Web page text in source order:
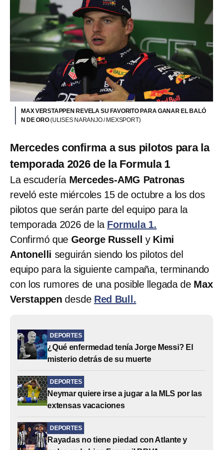
MAX VERSTAPPEN REVELA SU FAVORITO PARA GANAR EL BALÓ
N DE ORO(ULISES NARANJO / MEXSPORT)
Mercedes confirma a sus pilotos para la
temporada 2026 de la Formula 1
La escudería Mercedes-AMG Patronas
reveló este miércoles 15 de octubre a los dos
pilotos que serán parte del equipo para la
temporada 2026 de la Formula 1.
Confirmó que George Russell y Kimi
Antonelli seguirán siendo los pilotos del
equipo para la siguiente campaña, terminando
con los rumores de una posible llegada de Max
Verstappendesde Red Bull.
DEPORTES
¿Qué enfermedad tenía Jorge Messi? El
misterio detrás de su muerte
DEPORTES
Neymar quiere irse a jugar a la MLS por las
extensas vacaciones
DEPORTES
Rayadas no tiene piedad con Atlante y